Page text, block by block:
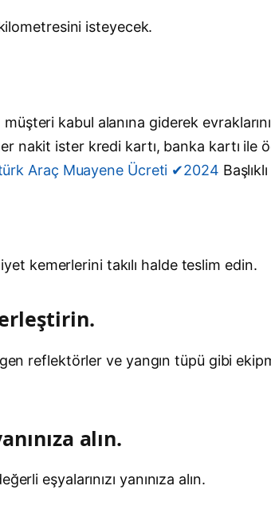
isteyecek.
kabul alanına giderek
nakit ister kredi kartı, banka kartı ile
Araç Muayene Ücreti ✔2024
kemerlerini takılı halde teslim edin.
reflektörler ve yangın tüpü gibi
alın.
eşyalarınızı yanınıza alın.